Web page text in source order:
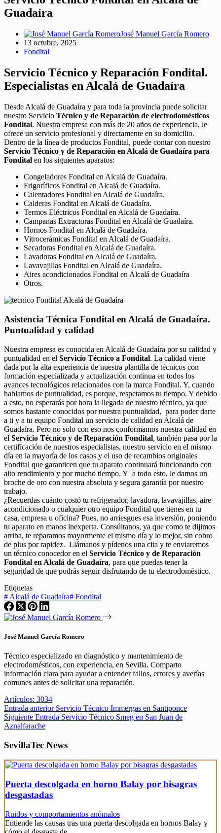
Guadaíra
José Manuel García Romero
13 octubre, 2025
Fondital
Servicio Técnico y Reparación Fondital.
Especialistas en Alcalá de Guadaíra
Desde Alcalá de Guadaíra y para toda la provincia puede solicitar
nuestro Servicio Técnico y de Reparación de electrodomésticos
Fondital. Nuestra empresa con más de 20 años de experiencia, le
ofrece un servicio profesional y directamente en su domicilio.
Dentro de la línea de productos Fondital, puede contar con nuestro
Servicio Técnico y de Reparación en Alcalá de Guadaíra para
Fondital en los siguientes aparatos:
Congeladores Fondital en Alcalá de Guadaíra.
Frigoríficos Fondital en Alcalá de Guadaíra.
Calentadores Fondital en Alcalá de Guadaíra.
Calderas Fondital en Alcalá de Guadaíra.
Termos Eléctricos Fondital en Alcalá de Guadaíra.
Campanas Extractoras Fondital en Alcalá de Guadaíra.
Hornos Fondital en Alcalá de Guadaíra.
Vitrocerámicas Fondital en Alcalá de Guadaíra.
Secadoras Fondital en Alcalá de Guadaíra.
Lavadoras Fondital en Alcalá de Guadaíra.
Lavavajillas Fondital en Alcalá de Guadaíra.
Aires acondicionados Fondital en Alcalá de Guadaíra
Otros.
Asistencia Técnica Fondital en Alcalá de Guadaíra.
Puntualidad y calidad
Nuestra empresa es conocida en Alcalá de Guadaíra por su calidad y
puntualidad en el Servicio Técnico a Fondital. La calidad viene
dada por la alta experiencia de nuestra plantilla de técnicos con
formación especializada y actualización continua en todos los
avances tecnológicos relacionados con la marca Fondital. Y, cuando
hablamos de puntualidad, es porque, respetamos tu tiempo. Y debido
a esto, no esperarás por hora la llegada de nuestro técnico, ya que
somos bastante conocidos por nuestra puntualidad, para poder darte
a ti y a tu equipo Fondital un servicio de calidad en Alcalá de
Guadaíra. Pero no solo con eso nos conformamos nuestra calidad en
el Servicio Técnico y de Reparación Fondital, también pasa por la
certificación de nuestros especialistas, nuestro servicio en el mismo
día en la mayoría de los casos y el uso de recambios originales
Fondital que garanticen que tu aparato continuará funcionando con
alto rendimiento y por mucho tiempo. Y a todo esto, le damos un
broche de oro con nuestra absoluta y segura garantía por nuestro
trabajo.
¿Recuerdas cuánto costó tu refrigerador, lavadora, lavavajillas, aire
acondicionado o cualquier otro equipo Fondital que tienes en tu
casa, empresa u oficina? Pues, no arriesgues esa inversión, poniendo
tu aparato en manos inexperta. Consúltanos, ya que como te dijimos
arriba, te reparamos mayormente el mismo día y lo mejor, sin cobro
de plus por rapidez. Llámanos y pídenos una cita y te enviaremos
un técnico conocedor en el Servicio Técnico y de Reparación
Fondital en Alcalá de Guadaíra, para que puedas tener la
seguridad de que podrás seguir disfrutando de tu electrodoméstico.
Etiquetas
# Alcalá de Guadaíra# Fondital
José Manuel García Romero
Técnico especializado en diagnóstico y mantenimiento de
electrodomésticos, con experiencia, en Sevilla. Comparto
información clara para ayudar a entender fallos, errores y averías
comunes antes de solicitar una reparación.
Artículos: 3034
Entrada anterior Servicio Técnico Immergas en Santiponce
Siguiente Entrada Servicio Técnico Smeg en San Juan de
Aznalfarache
SevillaTec News
Puerta descolgada en horno Balay por bisagras
desgastadas
Ruidos y comportamientos anómalos
Entiende las causas tras una puerta descolgada en hornos Balay y